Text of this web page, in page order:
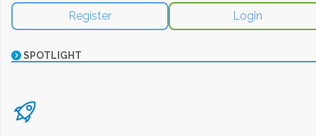
Register Login
SPOTLIGHT